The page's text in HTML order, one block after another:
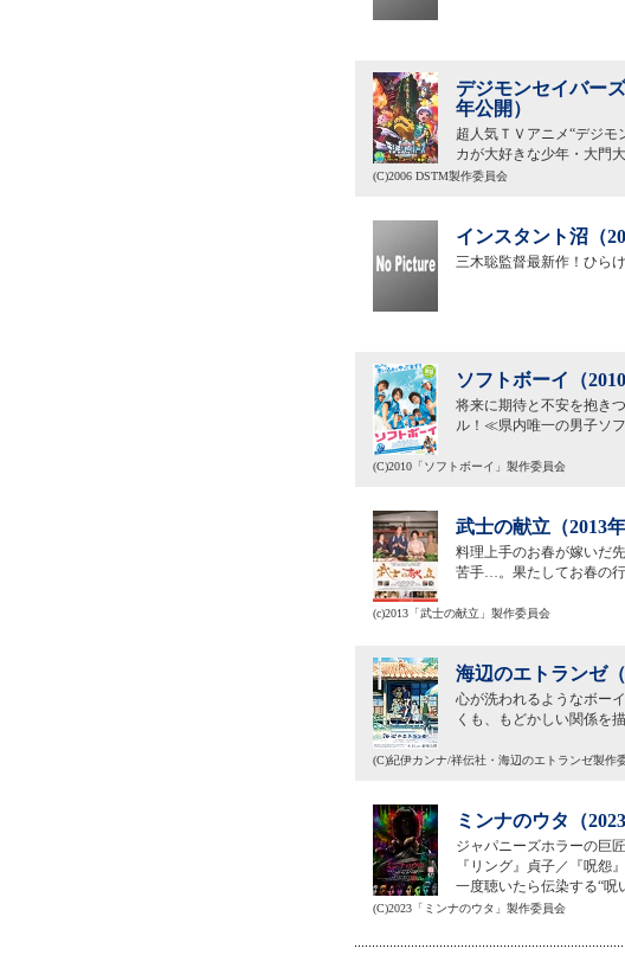
デジモンセイバー
年公開）
超人気ＴＶアニメ“デジモ
カが大好きな少年・大門
(C)2006 DSTM製作委員会
インスタント沼（
三木聡監督最新作！ひら
ソフトボーイ（
将来に期待と不安を抱き
ル！≪県内唯一の男子ソ
(C)2010「ソフトボーイ」製作委員会
武士の献立（2013年
料理上手のお春が嫁いだ
苦手…。果たしてお春の
(c)2013「武士の献立」製作委員会
海辺のエトランゼ（
心が洗われるようなボー
くも、もどかしい関係を
(C)紀伊カンナ/祥伝社・海辺のエトランゼ製作
ミンナのウタ（
ジャパニーズホラーの巨
『リング』貞子／『呪怨
一度聴いたら伝染する“呪
(C)2023「ミンナのウタ」製作委員会